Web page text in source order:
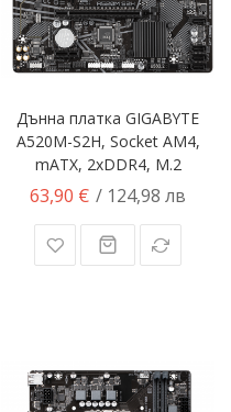
Дънна платка GIGABYTE
A520M-S2H, Socket AM4,
mATX, 2xDDR4, M.2
63,90 € / 124,98 лв